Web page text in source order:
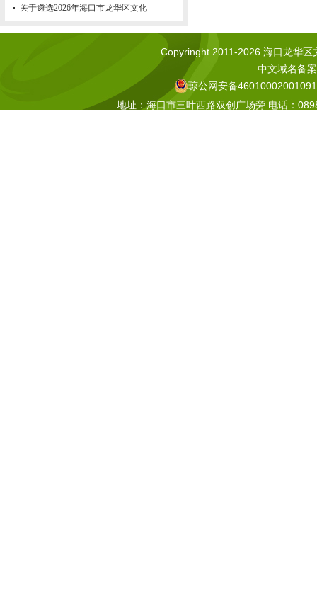
关于遴选2026年海口市龙华区文化
Copyringht 2011-2026 海口龙华区
中文域名备
琼公网安备46010002001091
地址：海口市三叶西路双创广场旁 电话：